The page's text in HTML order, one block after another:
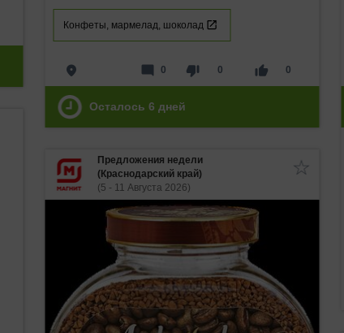
Конфеты, мармелад, шоколад
place thumb_down 0 thumb_up 0
mode_comment 0
Осталось 6 дней
Предложения недели
(Краснодарский край)
(5 - 11 Августа 2026)